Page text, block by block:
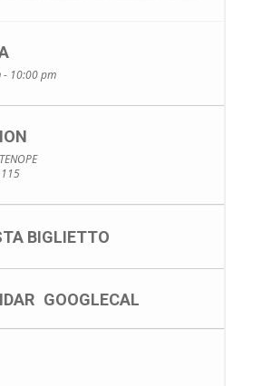
d’eccezione uno dei
- 10:00 pm
115
BIGLIETTO
GOOGLECAL